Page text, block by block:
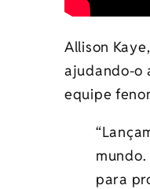
Allison
ajudando-o
equipe
para